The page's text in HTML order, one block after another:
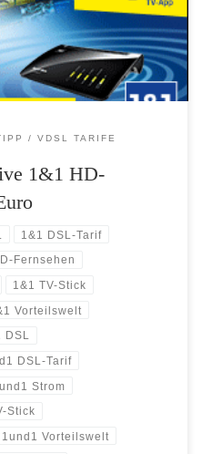
Qualität inklusive zum 1&1
VDSL TARIFE
1&1 HD-
1&1 DSL-Tarif
Fernsehen
1&1 TV-Stick
Vorteilswelt
DSL-Tarif
Strom
Stick
1und1 Vorteilswelt